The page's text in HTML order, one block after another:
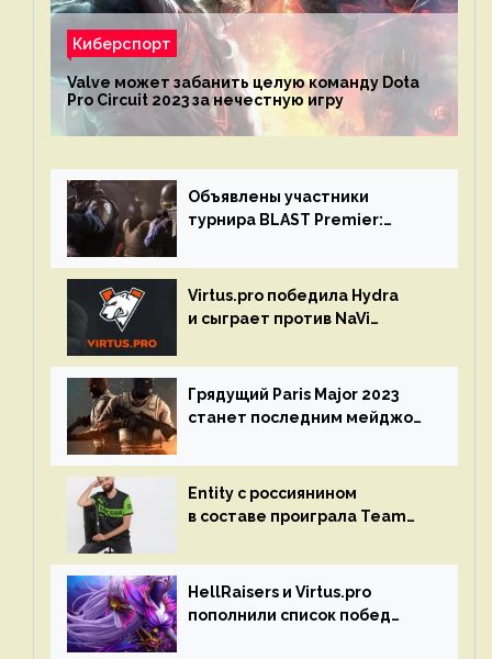
Киберспорт
Valve может забанить целую команду Dota
Pro Circuit 2023 за нечестную игру
Объявлены участники
турнира BLAST Premier:
Virtus.pro победила Hydra
и сыграет против NaVi
Грядущий Paris Major 2023
станет последним мейджор-
Entity с россиянином
в составе проиграла Team
HellRaisers и Virtus.pro
пополнили список побед